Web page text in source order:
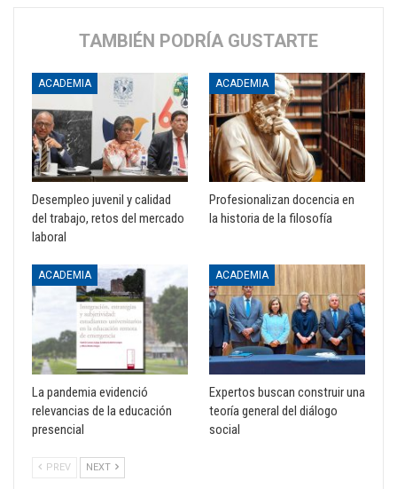
TAMBIÉN PODRÍA GUSTARTE
ACADEMIA
Desempleo juvenil y calidad
del trabajo, retos del mercado
laboral
ACADEMIA
Profesionalizan docencia en
la historia de la filosofía
ACADEMIA
La pandemia evidenció
relevancias de la educación
presencial
ACADEMIA
Expertos buscan construir una
teoría general del diálogo
social
PREV NEXT